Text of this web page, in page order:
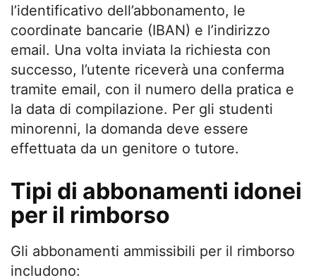
l’identificativo dell’abbonamento, le
coordinate bancarie (IBAN) e l’indirizzo
email. Una volta inviata la richiesta con
successo, l’utente riceverà una conferma
tramite email, con il numero della pratica e
la data di compilazione. Per gli studenti
minorenni, la domanda deve essere
effettuata da un genitore o tutore.
Tipi di abbonamenti idonei
per il rimborso
Gli abbonamenti ammissibili per il rimborso
includono: